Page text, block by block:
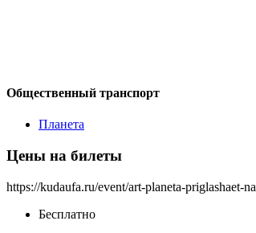
Общественный транспорт
Планета
Цены на билеты
https://kudaufa.ru/event/art-planeta-priglashaet-
Бесплатно